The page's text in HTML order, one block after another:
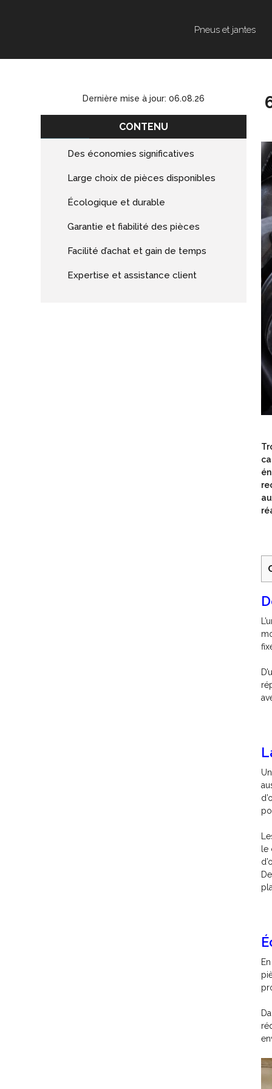
Pneus et jantes
Dernière mise à jour: 06.08.26
CONTENU
Des économies significatives
Large choix de pièces disponibles
Écologique et durable
Garantie et fiabilité des pièces
Facilité d’achat et gain de temps
Expertise et assistance client
le